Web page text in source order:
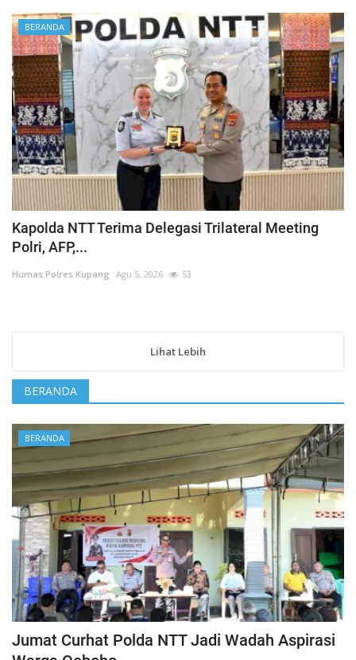
BERANDA
Kapolda NTT Terima Delegasi Trilateral Meeting
Polri, AFP,...
Humas Polres Kupang Agu 5, 2026 53
Lihat Lebih
BERANDA
BERANDA
Jumat Curhat Polda NTT Jadi Wadah Aspirasi